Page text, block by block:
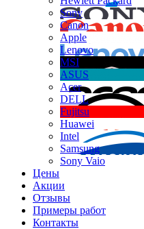
Sony
Canon
Apple
Lenovo
MSI
ASUS
Acer
DELL
Fujitsu
Huawei
Intel
Samsung
Sony Vaio
Цены
Акции
Отзывы
Примеры работ
Контакты